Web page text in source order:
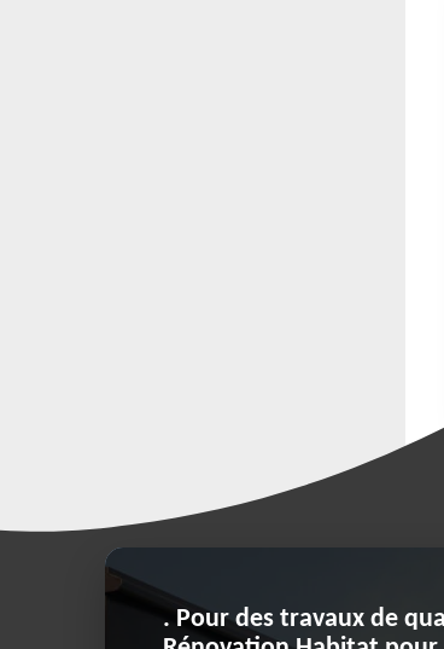
. Pour des travaux de